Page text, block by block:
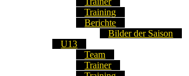
Training
Berichte
Bilder der Saison
U13
Team
Trainer